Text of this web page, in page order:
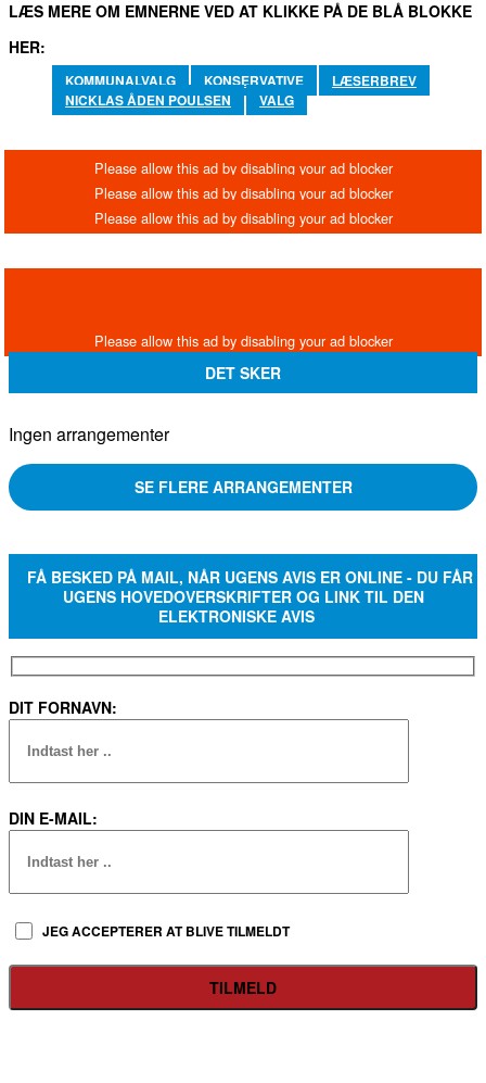
LÆS MERE OM EMNERNE VED AT KLIKKE PÅ DE BLÅ BLOKKE
HER:
KOMMUNALVALG KONSERVATIVE
LÆSERBREV
NICKLAS ÅDEN POULSEN
VALG
DET SKER
Ingen arrangementer
SE FLERE ARRANGEMENTER
FÅ BESKED PÅ MAIL, NÅR UGENS AVIS ER ONLINE - DU FÅR
UGENS HOVEDOVERSKRIFTER OG LINK TIL DEN
ELEKTRONISKE AVIS
DIT FORNAVN:
DIN E-MAIL:
JEG ACCEPTERER AT BLIVE TILMELDT